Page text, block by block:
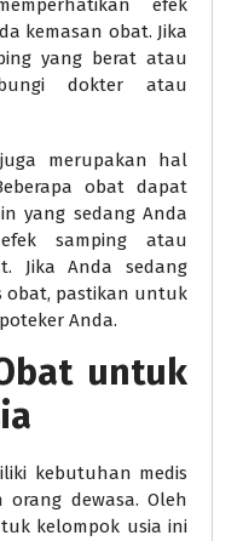
efek
kemasan obat. Jika
yang berat atau
dokter atau
merupakan hal
obat dapat
yang sedang Anda
samping atau
Jika Anda sedang
obat, pastikan untuk
Anda.
untuk
kebutuhan medis
orang dewasa. Oleh
kelompok usia ini